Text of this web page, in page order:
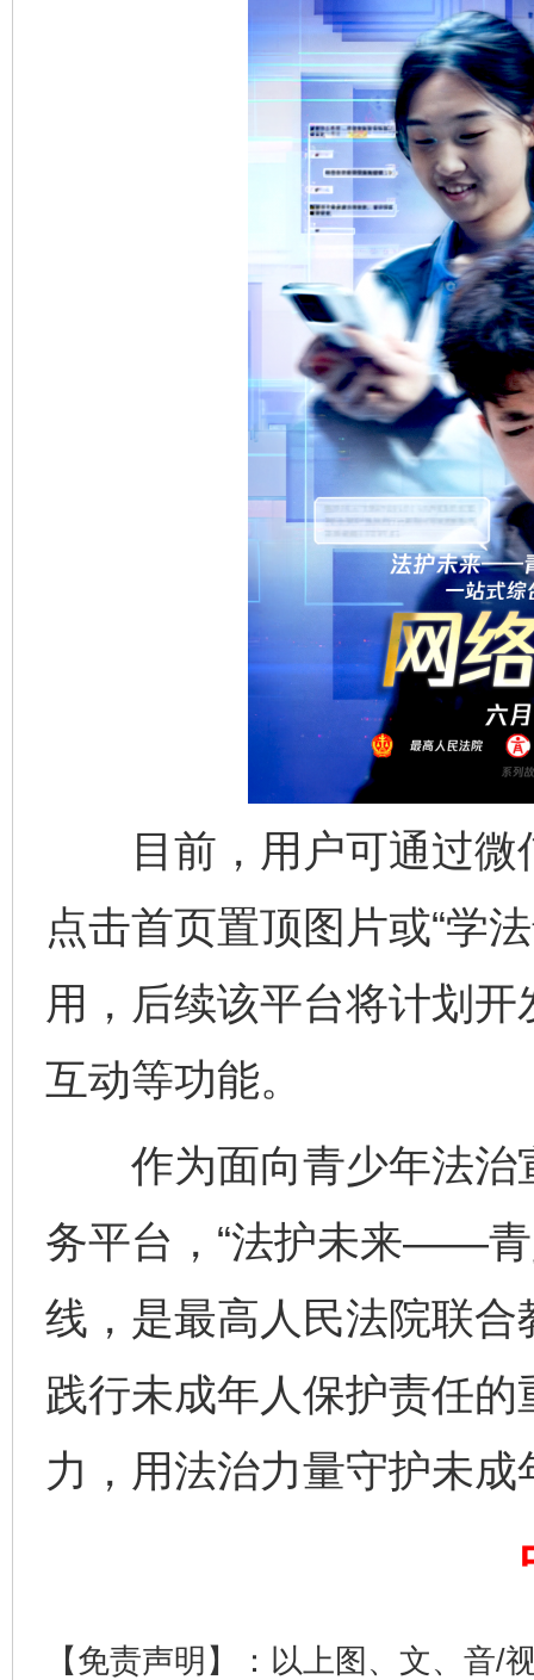
目前，用户可通过微
点击首页置顶图片或“学
用，后续该平台将计划
互动等功能。
作为面向青少年法治
务平台，“法护未来——青
线，是最高人民法院联
践行未成年人保护责任
力，用法治力量守护未
【免责声明】：以上图、文、音/
完善运行机制助力责任有效落实 一纸欠